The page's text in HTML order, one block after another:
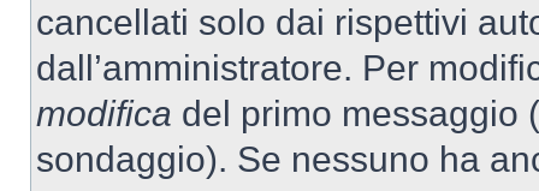
cancellati solo dai rispettivi
dall’amministratore. Per
modifica del primo messaggio
sondaggio). Se nessuno ha